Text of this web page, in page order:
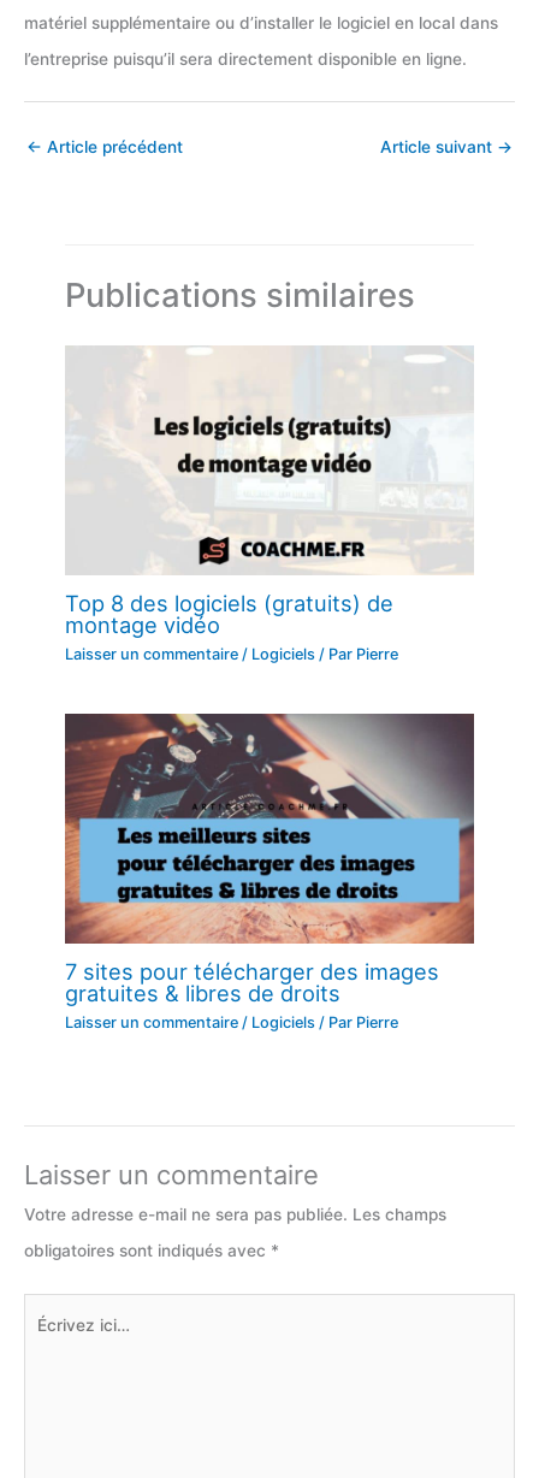
matériel supplémentaire ou d’installer le logiciel en local dans
l’entreprise puisqu’il sera directement disponible en ligne.
← Article précédent Article suivant →
Publications similaires
Top 8 des logiciels (gratuits) de
montage vidéo
Laisser un commentaire / Logiciels / Par Pierre
7 sites pour télécharger des images
gratuites & libres de droits
Laisser un commentaire / Logiciels / Par Pierre
Laisser un commentaire
Votre adresse e-mail ne sera pas publiée. Les champs
obligatoires sont indiqués avec *